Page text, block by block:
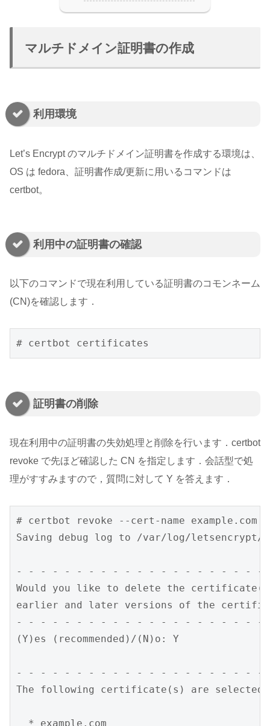
マルチドメイン証明書の作成
利用環境
Let’s Encrypt のマルチドメイン証明書を作成する環境は、
OS は fedora、証明書作成/更新に用いるコマンドは
certbot。
利用中の証明書の確認
以下のコマンドで現在利用している証明書のコモンネーム
(CN)を確認します．
# certbot certificates
証明書の削除
現在利用中の証明書の失効処理と削除を行います．certbot
revoke で先ほど確認した CN を指定します．会話型で処
理がすすみますので，質問に対して Y を答えます．
# certbot revoke --cert-name example.com
Saving debug log to /var/log/letsencrypt/
- - - - - - - - - - - - - - - - - - - -
Would you like to delete the
earlier and later versions of the
- - - - - - - - - - - - - - - - - - - -
(Y)es (recommended)/(N)o: Y
- - - - - - - - - - - - - - - - - - - -
The following certificate(s) are
  * example.com